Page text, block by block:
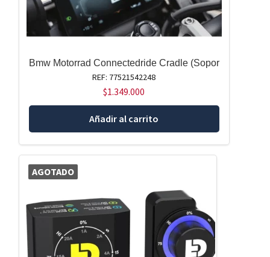
Bmw Motorrad Connectedride Cradle (Sopor
REF: 77521542248
$1.349.000
Añadir al carrito
AGOTADO